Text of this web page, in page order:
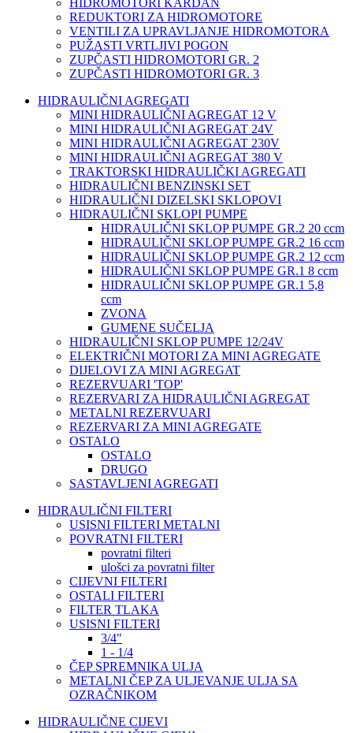
HIDROMOTORI KARDAN
REDUKTORI ZA HIDROMOTORE
VENTILI ZA UPRAVLJANJE HIDROMOTORA
PUŽASTI VRTLJIVI POGON
ZUPČASTI HIDROMOTORI GR. 2
ZUPČASTI HIDROMOTORI GR. 3
HIDRAULIČNI AGREGATI
MINI HIDRAULIČNI AGREGAT 12 V
MINI HIDRAULIČNI AGREGAT 24V
MINI HIDRAULIČNI AGREGAT 230V
MINI HIDRAULIČNI AGREGAT 380 V
TRAKTORSKI HIDRAULIČKI AGREGATI
HIDRAULIČNI BENZINSKI SET
HIDRAULIČNI DIZELSKI SKLOPOVI
HIDRAULIČNI SKLOPI PUMPE
HIDRAULIČNI SKLOP PUMPE GR.2 20 ccm
HIDRAULIČNI SKLOP PUMPE GR.2 16 ccm
HIDRAULIČNI SKLOP PUMPE GR.2 12 ccm
HIDRAULIČNI SKLOP PUMPE GR.1 8 ccm
HIDRAULIČNI SKLOP PUMPE GR.1 5,8
ccm
ZVONA
GUMENE SUČELJA
HIDRAULIČNI SKLOP PUMPE 12/24V
ELEKTRIČNI MOTORI ZA MINI AGREGATE
DIJELOVI ZA MINI AGREGAT
REZERVUARI 'TOP'
REZERVARI ZA HIDRAULIČNI AGREGAT
METALNI REZERVUARI
REZERVARI ZA MINI AGREGATE
OSTALO
OSTALO
DRUGO
SASTAVLJENI AGREGATI
HIDRAULIČNI FILTERI
USISNI FILTERI METALNI
POVRATNI FILTERI
povratni filteri
ulošci za povratni filter
CIJEVNI FILTERI
OSTALI FILTERI
FILTER TLAKA
USISNI FILTERI
3/4"
1 - 1/4
ČEP SPREMNIKA ULJA
METALNI ČEP ZA ULJEVANJE ULJA SA
OZRAČNIKOM
HIDRAULIČNE CIJEVI